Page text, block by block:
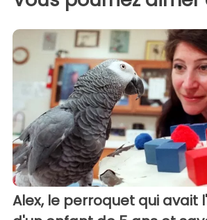
Alex, le perroquet qui avait